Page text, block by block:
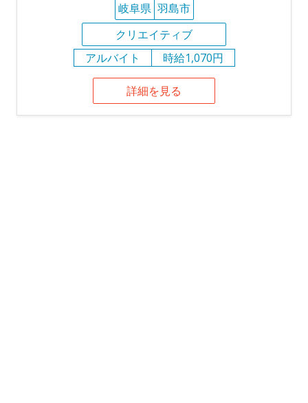
岐阜県 羽島市
クリエイティブ
アルバイト
時給1,070円
詳細を見る